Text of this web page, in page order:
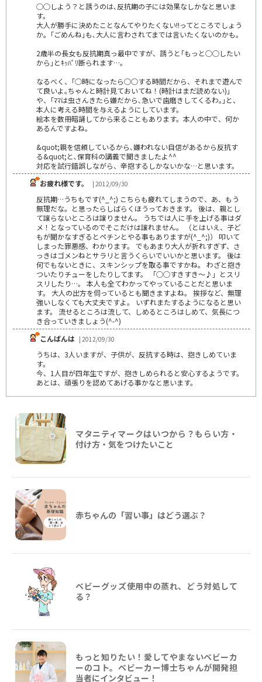
○○しよう？と誘うのは､反抗期の子には効果なしかなと思いま
す。
大人が勝手に決めたことなんてやりたくない!!ってところでしょう
か。｢ごめんね｣も､大人に言わされてまでは言いたくないのかも。
2歳半の長女も反抗期真っ最中ですが、誘うと｢もっと○○したい
から｣とｷｯﾊﾟﾘ断られます…。
なるべく、｢○時になったら○○する時間だから、それまで遊んで
て良いよ｡ちゃんと時計見ておいてね！(時計はまだ読めない)｣
や、｢ﾏﾏは虫さんきたら嫌だから､急いで歯磨きしてくるわ｡｣と、
本人に考える時間を与えるようにしています。
絵本を数冊暗誦してから来ることもあります。本人の中で、何か
あるんですよね。
&quot;親を信頼しているから､嫌われない自信があるから反抗す
る&quot;と､保育科の講義で聞きましたよ^^
対応を試行錯誤しながら、辛抱するしかないかな…と思います。
お疲れ様です。
| 2012/09/30
反抗期…うちもです(^_^;) こちらも疲れてしまうので、あ、もう
無理だな。と思ったらしばらくほうっておきます。 後は、親とし
て譲らないところは譲りません。 うちでは人に手を上げる事はダ
メ！となっているのでそこだけは譲れません。 （とはいえ、子ど
もが聞かなすぎるとペチンとやる事もありますが(^_^;)） 叩いて
しまった罪悪感、わかります。 でもあまり大人が折れすぎず、さ
っきはゴメンねとサラリと言うくらいでいいかと思います。 後は
何でもないときに、スキンシップを取る事ですかね。 わざと抱き
ついたりチューをしたりしてます。 「○○すきすき～♪」とスリ
スリしたり…。 本人も全てわかってやっていることだと思いま
す。 大人の出方を伺っているとも聞きますよね。 挨拶など、無理
強いしなくても大丈夫ですよ。 いずれまたするようになると思い
ます。 流せるところは流して、しめるところはしめて、気長につ
き合っていきましょう(^-^)
こんばんは | 2012/09/30
うちは、3人いますが、子供が、反抗する時は、抱きしめていま
す。
今、1人目が四年生ですが、抱きしめられると安心するようです。
あとは、頑張りを認めてあげる事かなと思います。
マタニティマークはいつから？もらい方・
付け方・気をつけたいこと
赤ちゃんの「習い事」はどう選ぶ？
ベビーグッズ使用中の蒸れ、どう対処して
る？
もっと知りたい！愛してやまないベビーカ
ーのコト。ベビーカー博士ちゃんが開発担
当者にインタビュー！